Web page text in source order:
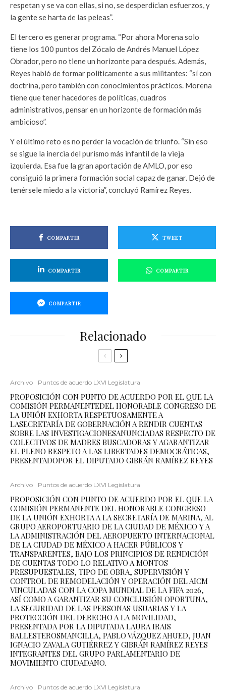
respetan y se va con ellas, si no, se desperdician esfuerzos, y
la gente se harta de las peleas”.
El tercero es generar programa. “Por ahora Morena solo
tiene los 100 puntos del Zócalo de Andrés Manuel López
Obrador, pero no tiene un horizonte para después. Además,
Reyes habló de formar políticamente a sus militantes: “sí con
doctrina, pero también con conocimientos prácticos. Morena
tiene que tener hacedores de políticas, cuadros
administrativos, pensar en un horizonte de formación más
ambicioso”.
Y el último reto es no perder la vocación de triunfo. “Sin eso
se sigue la inercia del purismo más infantil de la vieja
izquierda. Esa fue la gran aportación de AMLO, por eso
consiguió la primera formación social capaz de ganar. Dejó de
tenérsele miedo a la victoria”, concluyó Ramírez Reyes.
COMPARTIR TWEET
COMPARTIR COMPARTIR
COMPARTIR
Relacionado
Archivo Puntos de acuerdo LXVI Legislatura
PROPOSICIÓN CON PUNTO DE ACUERDO POR EL QUE LA
COMISIÓN PERMANENTEDEL HONORABLE CONGRESO DE
LA UNIÓN EXHORTA RESPETUOSAMENTE A
LASECRETARÍA DE GOBERNACIÓN A RENDIR CUENTAS
SOBRE LAS INVESTIGACIONESANUNCIADAS RESPECTO DE
COLECTIVOS DE MADRES BUSCADORAS Y AGARANTIZAR
EL PLENO RESPETO A LAS LIBERTADES DEMOCRÁTICAS,
PRESENTADOPOR EL DIPUTADO GIBRÁN RAMÍREZ REYES
Archivo Puntos de acuerdo LXVI Legislatura
PROPOSICIÓN CON PUNTO DE ACUERDO POR EL QUE LA
COMISIÓN PERMANENTE DEL HONORABLE CONGRESO
DE LA UNIÓN EXHORTA A LA SECRETARÍA DE MARINA, AL
GRUPO AEROPORTUARIO DE LA CIUDAD DE MÉXICO Y A
LA ADMINISTRACIÓN DEL AEROPUERTO INTERNACIONAL
DE LA CIUDAD DE MÉXICO A HACER PÚBLICOS Y
TRANSPARENTES, BAJO LOS PRINCIPIOS DE RENDICIÓN
DE CUENTAS TODO LO RELATIVO A MONTOS
PRESUPUESTALES, TIPO DE OBRA, SUPERVISIÓN Y
CONTROL DE REMODELACIÓN Y OPERACIÓN DEL AICM
VINCULADAS CON LA COPA MUNDIAL DE LA FIFA 2026,
ASÍ COMO A GARANTIZAR SU CONCLUSIÓN OPORTUNA,
LA SEGURIDAD DE LAS PERSONAS USUARIAS Y LA
PROTECCIÓN DEL DERECHO A LA MOVILIDAD,
PRESENTADA POR LA DIPUTADA LAURA IRAIS
BALLESTEROSMANCILLA, PABLO VÁZQUEZ AHUED, JUAN
IGNACIO ZAVALA GUTIÉRREZ Y GIBRÁN RAMÍREZ REYES
INTEGRANTES DEL GRUPO PARLAMENTARIO DE
MOVIMIENTO CIUDADANO.
Archivo Puntos de acuerdo LXVI Legislatura